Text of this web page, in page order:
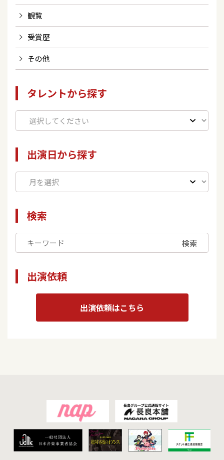
観覧
受賞歴
その他
タレントから探す
出演日から探す
検索
検索
出演依頼
出演依頼はこちら